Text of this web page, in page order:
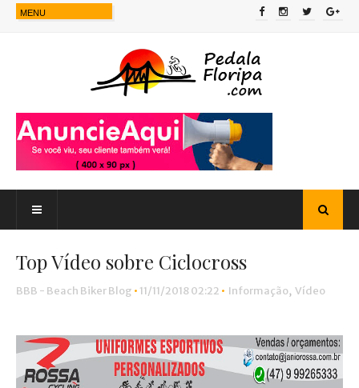
Top Vídeo sobre Ciclocross
BBB - Beach Biker Blog • 11/11/2018 02:22 • Informação, Vídeo